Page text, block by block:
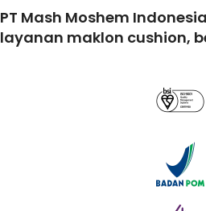
PT Mash Moshem
layanan maklon cushion,